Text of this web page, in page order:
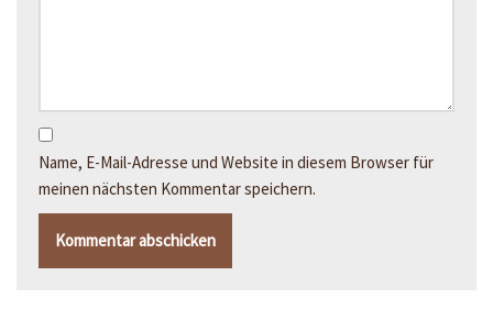
Name, E-Mail-Adresse und Website in diesem Browser für
meinen nächsten Kommentar speichern.